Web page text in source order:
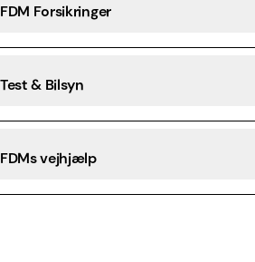
FDM Forsikringer
Test & Bilsyn
FDMs vejhjælp